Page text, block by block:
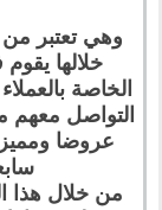
وهي تعتبر من
خلالها يقوم
الخاصة
التواصل
عروضا
من خلال هذا